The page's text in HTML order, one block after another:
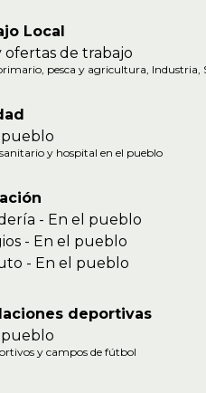
Local
ofertas de trabajo
pesca y agricultura, Industria,
y hospital en el pueblo
- En el pueblo
- En el pueblo
- En el pueblo
deportivas
y campos de fútbol